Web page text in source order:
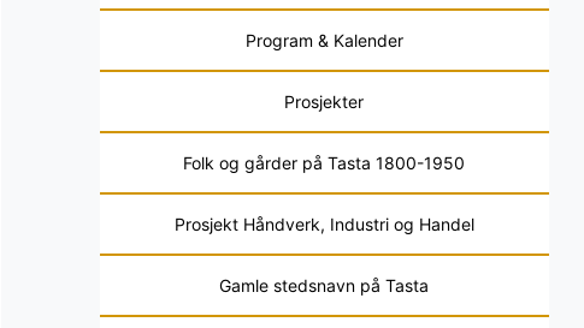
Program & Kalender
Prosjekter
Folk og gårder på Tasta 1800-1950
Prosjekt Håndverk, Industri og Handel
Gamle stedsnavn på Tasta